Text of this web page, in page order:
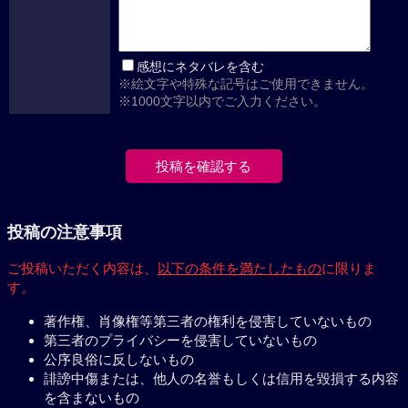
感想にネタバレを含む
※絵文字や特殊な記号はご使用できません。
※1000文字以内でご入力ください。
投稿の注意事項
ご投稿いただく内容は、 以下の条件を満たしたものに限りま
す。
著作権、肖像権等第三者の権利を侵害していないもの
第三者のプライバシーを侵害していないもの
公序良俗に反しないもの
誹謗中傷または、他人の名誉もしくは信用を毀損する内容
を含まないもの